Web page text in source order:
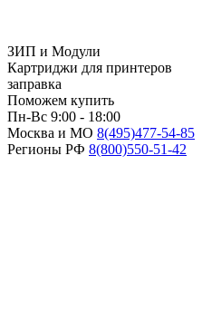
ЗИП и Модули
Картриджи для принтеров
заправка
Поможем купить
Пн-Вс 9:00 - 18:00
Москва и МО 8(495)477-54-85
Регионы РФ 8(800)550-51-42